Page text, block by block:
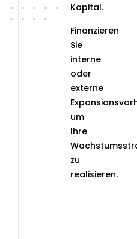
Kapital.
Finanzieren
Sie
interne
oder
externe
um
Ihre
zu
realisieren.